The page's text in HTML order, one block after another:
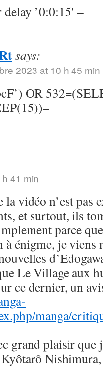
’0:0:15′ –
says:
2023 at 10 h 45 min
OR
41 min
la vidéo n’est pas
et surtout, ils
parce
à énigme, je viens
Le Village aux
ce dernier, un
manga/
grand plaisir que